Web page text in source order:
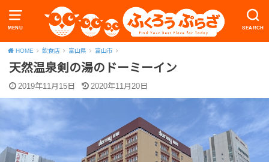
MENU SEARCH
HOME 飲食店 富山県 富山市
天然温泉剣の湯のドーミーイン
2019年11月15日 2020年11月20日